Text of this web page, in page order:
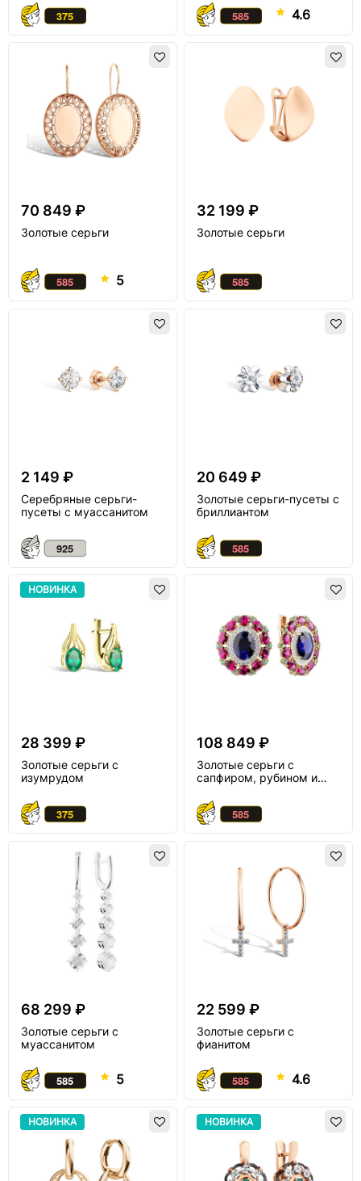
4.6
70 849 ₽
Золотые серьги
5
32 199 ₽
Золотые серьги
2 149 ₽
Серебряные серьги-
пусеты с муассанитом
20 649 ₽
Золотые серьги-пусеты с
бриллиантом
НОВИНКА
28 399 ₽
Золотые серьги с
изумрудом
108 849 ₽
Золотые серьги с
сапфиром, рубином и
68 299 ₽
Золотые серьги с
муассанитом
5
22 599 ₽
Золотые серьги с
фианитом
4.6
НОВИНКА НОВИНКА